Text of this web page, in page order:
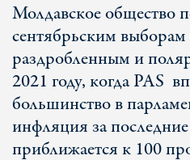
Молдавское общество
сентябрьским
раздробленным и
2021 году, когда PAS
большинство в
инфляция за
приближается к 100